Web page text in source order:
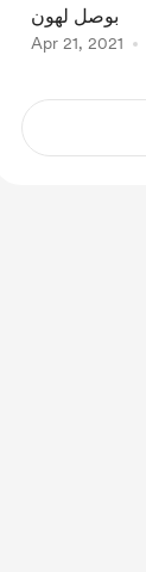
بوصل لهون
Apr 21, 2021